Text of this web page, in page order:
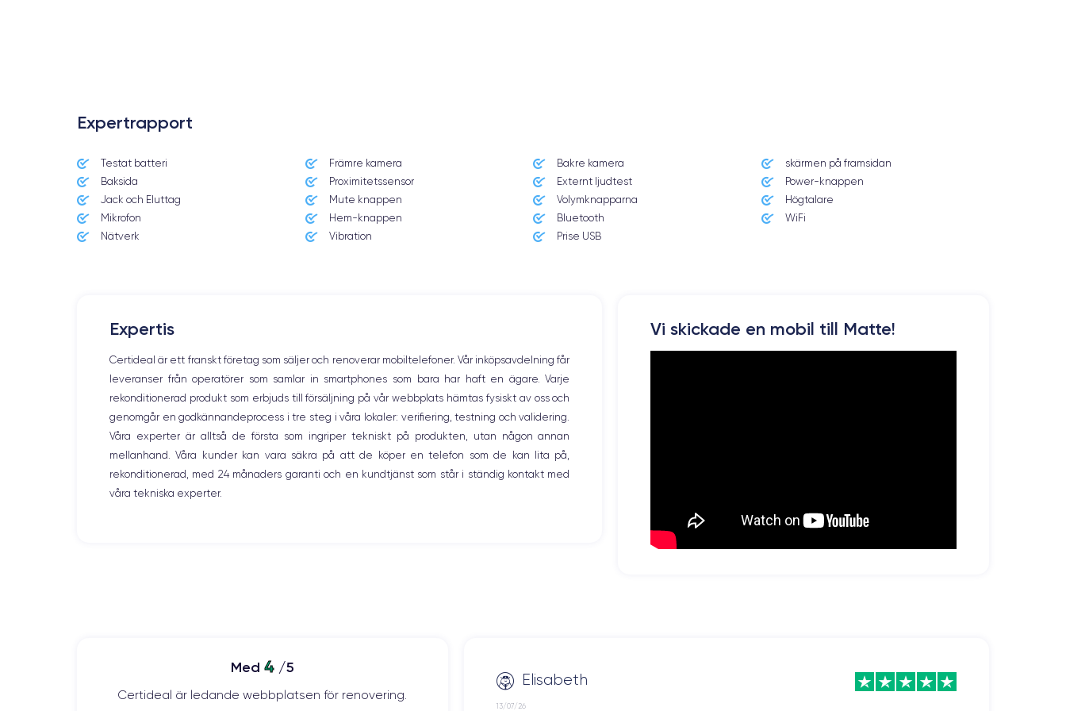
Expertrapport
Testat batteri Främre kamera Bakre kamera
skärmen på framsidan
Baksida
Proximitetssensor Externt ljudtest
Power-knappen
Jack och Eluttag
Mute knappen Volymknapparna
Högtalare
Mikrofon
Hem-knappen Bluetooth
WiFi
Nätverk
Vibration Prise USB
Expertis
Certideal är ett franskt företag som säljer och renoverar mobiltelefoner. Vår inköpsavdelning får
leveranser från operatörer som samlar in smartphones som bara har haft en ägare. Varje
rekonditionerad produkt som erbjuds till försäljning på vår webbplats hämtas fysiskt av oss och
genomgår en godkännandeprocess i tre steg i våra lokaler: verifiering, testning och validering.
Våra experter är alltså de första som ingriper tekniskt på produkten, utan någon annan
mellanhand. Våra kunder kan vara säkra på att de köper en telefon som de kan lita på,
rekonditionerad, med 24 månaders garanti och en kundtjänst som står i ständig kontakt med
våra tekniska experter.
Vi skickade en mobil till Matte!
Med 4/5
Certideal är ledande webbplatsen för renovering.
Elisabeth
13/07/26